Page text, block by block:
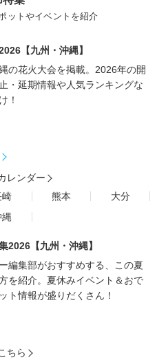
ットやイベントを紹介
【九州・沖縄】
の花火大会を掲載。2026年の開
・延期情報や人気ランキングな
！
レンダー
崎 熊本
大分
縄
2026【九州・沖縄】
編集部がおすすめする、この夏
を紹介。夏休みイベント＆おで
ト情報が盛りだくさん！
ちら